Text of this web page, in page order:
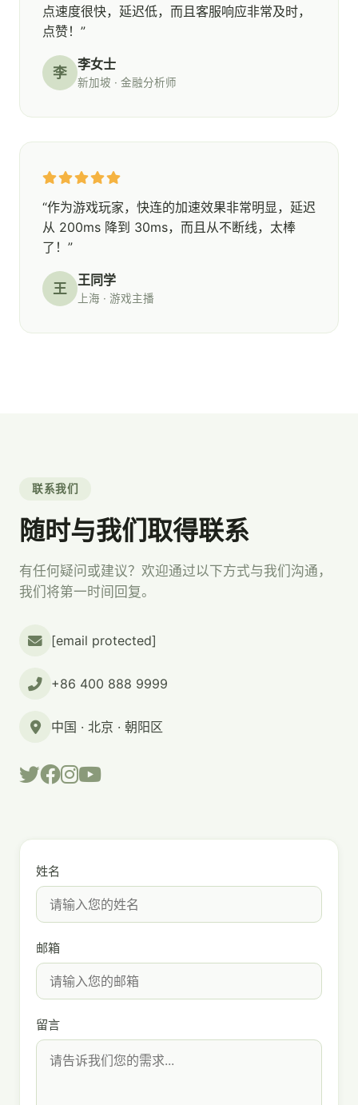
点速度很快，延迟低，而且客服响应非常及时，
点赞！”
李 李女士
新加坡 · 金融分析师
“作为游戏玩家，快连的加速效果非常明显，延迟
从 200ms 降到 30ms，而且从不断线，太棒
了！”
王 王同学
上海 · 游戏主播
联系我们
随时与我们取得联系
有任何疑问或建议？欢迎通过以下方式与我们沟通，
我们将第一时间回复。
[email protected]
+86 400 888 9999
中国 · 北京 · 朝阳区
姓名
邮箱
留言